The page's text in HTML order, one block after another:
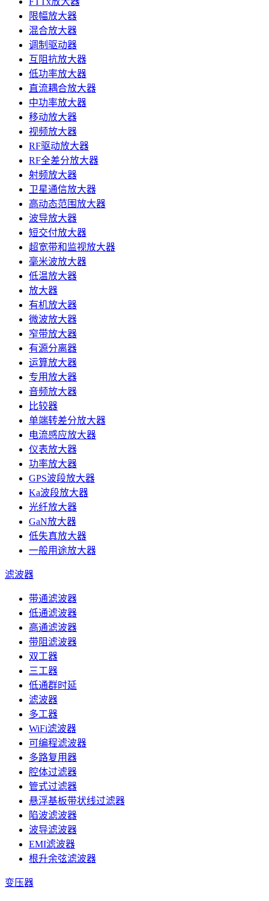
限幅放大器
混合放大器
调制驱动器
互阻抗放大器
低功率放大器
直流耦合放大器
中功率放大器
移动放大器
视频放大器
RF驱动放大器
RF全差分放大器
射频放大器
卫星通信放大器
高动态范围放大器
波导放大器
短交付放大器
超宽带和监视放大器
毫米波放大器
低温放大器
放大器
有机放大器
微波放大器
窄带放大器
有源分离器
运算放大器
专用放大器
音频放大器
比较器
单端转差分放大器
电流感应放大器
仪表放大器
功率放大器
GPS波段放大器
Ka波段放大器
光纤放大器
GaN放大器
低失真放大器
一般用途放大器
滤波器
带通滤波器
低通滤波器
高通滤波器
带阻滤波器
双工器
三工器
低通群时延
滤波器
多工器
WiFi滤波器
可编程滤波器
多路复用器
腔体过滤器
管式过滤器
悬浮基板带状线过滤器
陷波滤波器
波导滤波器
EMI滤波器
根升余弦滤波器
变压器